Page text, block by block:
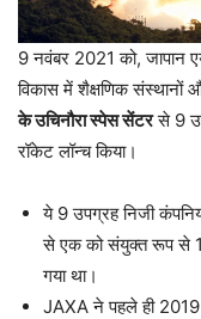
9 नवंबर 2021 को, जापान
विकास में शैक्षणिक संस्थानों
के उचिनौरा स्पेस सेंटरसे 9
रॉकेट लॉन्च किया।
ये 9 उपग्रह निजी
से एक को संयुक्त रूप से 10
गया था।
JAXA ने पहले ही 2019